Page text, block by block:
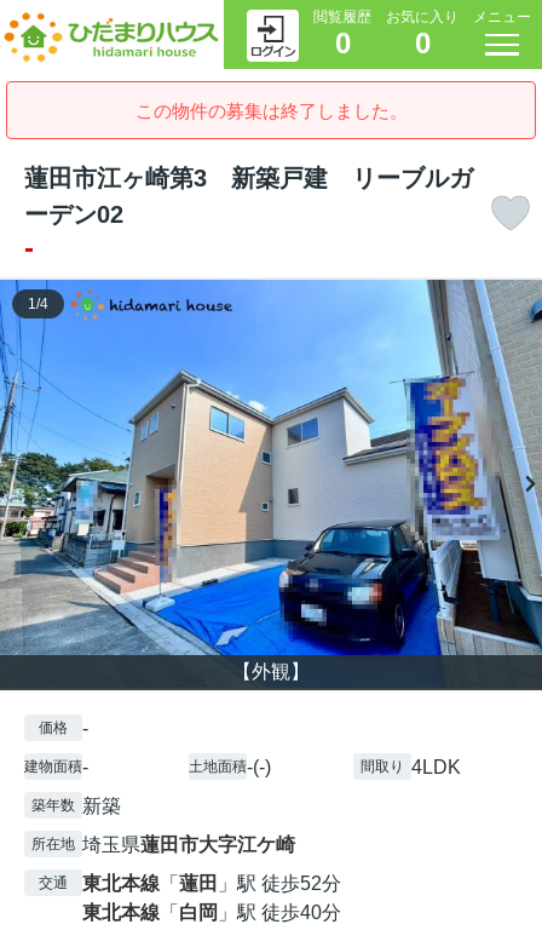
閲覧履歴
0
お気に入り
0
メニュー
この物件の募集は終了しました。
蓮田市江ヶ崎第3 新築戸建 リーブルガ
ーデン02
-
【外観】
1/4
価格 -
建物面積- 土地面積-(-) 間取り 4LDK
築年数 新築
所在地 埼玉県蓮田市大字江ケ崎
交通 東北本線 「 蓮田 」駅 徒歩52分
東北本線 「 白岡 」駅 徒歩40分